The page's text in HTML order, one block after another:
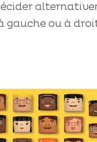
gauche ou à